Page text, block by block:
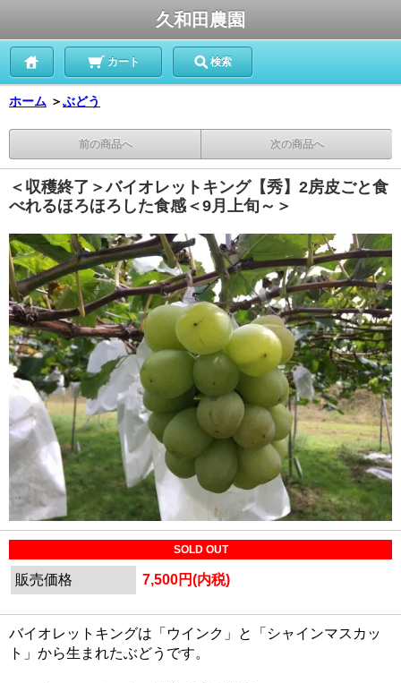
久和田農園
カート 検索
ホーム ＞ぶどう
前の商品へ 次の商品へ
＜収穫終了＞バイオレットキング【秀】2房皮ごと食
べれるほろほろした食感＜9月上旬～＞
SOLD OUT
販売価格 7,500円(内税)
バイオレットキングは「ウインク」と「シャインマスカッ
ト」から生まれたぶどうです。